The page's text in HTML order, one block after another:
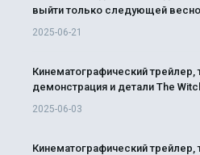
выйти только следующей
2025-06-21
Кинематографический трейлер,
демонстрация и детали The
2025-06-03
Кинематографический трейлер,